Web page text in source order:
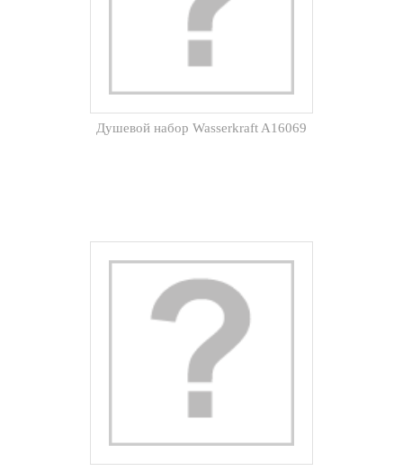
Душевой набор Wasserkraft A16069